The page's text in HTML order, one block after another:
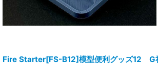
Fire Starter[FS-B12]模型便利グッズ12 G